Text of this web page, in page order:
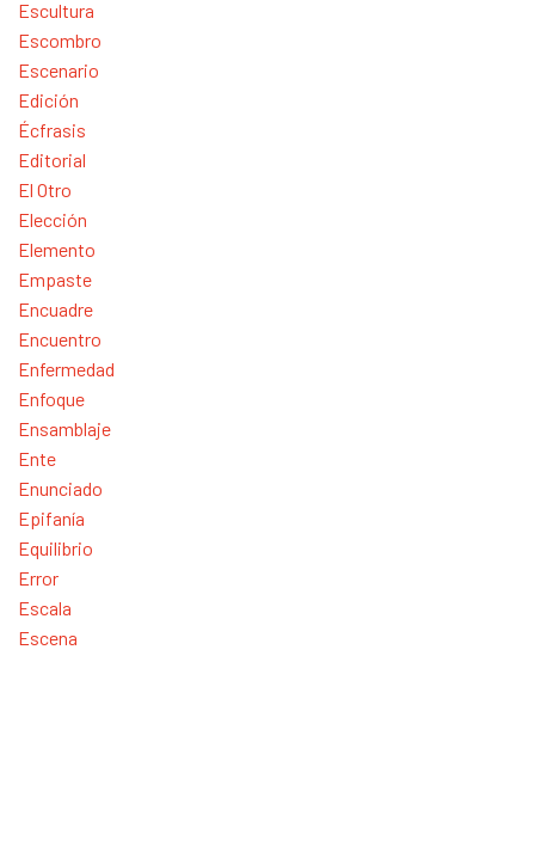
Escultura
Escombro
Escenario
Edición
Écfrasis
Editorial
El Otro
Elección
Elemento
Empaste
Encuadre
Encuentro
Enfermedad
Enfoque
Ensamblaje
Ente
Enunciado
Epifanía
Equilibrio
Error
Escala
Escena